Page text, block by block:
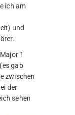
ich am
und
1
gab
zwischen
der
sehen